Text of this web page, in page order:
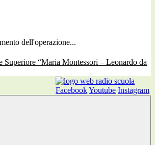
dell'operazione...
FacebookYoutube Instagram